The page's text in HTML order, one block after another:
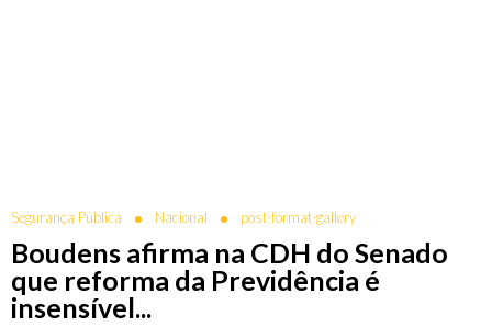
Segurança Pública Nacional post-format-gallery
Boudens afirma na CDH do Senado
que reforma da Previdência é
insensível...